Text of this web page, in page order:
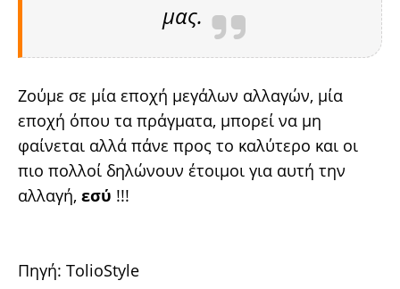
μας.
Ζούμε σε μία εποχή μεγάλων αλλαγών, μία
εποχή όπου τα πράγματα, μπορεί να μη
φαίνεται αλλά πάνε προς το καλύτερο και οι
πιο πολλοί δηλώνουν έτοιμοι για αυτή την
αλλαγή, εσύ !!!
Πηγή: TolioStyle